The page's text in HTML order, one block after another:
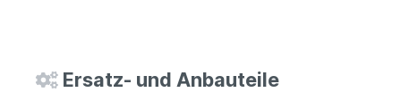
Ersatz- und Anbauteile